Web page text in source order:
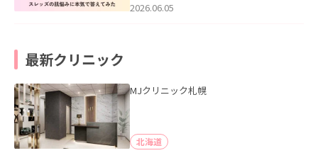
2026.06.05
最新クリニック
MJクリニック札幌
北海道